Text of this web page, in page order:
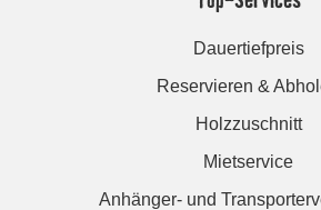
Dauertiefpreis
Reservieren &
Holzzuschnitt
Mietservice
Anhänger- und